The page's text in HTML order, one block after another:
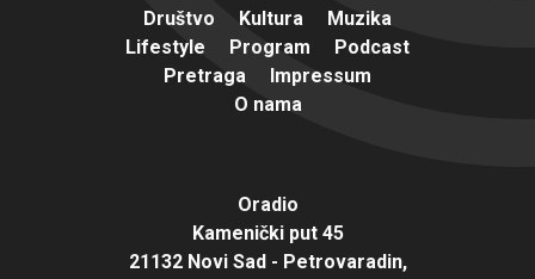
Društvo Kultura
Muzika
Lifestyle
Program
Podcast
Pretraga
Impressum
O nama
Oradio
Kamenički put 45
21132 Novi Sad - Petrovaradin,